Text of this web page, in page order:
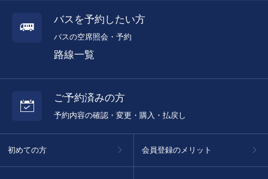
バスを予約したい方
バスの空席照会・予約
路線一覧
ご予約済みの方
予約内容の確認・変更・購入・払戻し
初めての方 会員登録のメリット